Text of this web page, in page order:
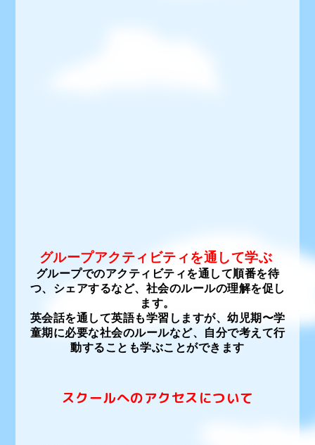
グループアクティビティを通して学ぶ
グループでのアクティビティを通して順番を待
つ、シェアするなど、社会のルールの理解を促し
ます。
英会話を通して英語も学習しますが、幼児期〜学
童期に必要な社会のルールなど、自分で考えて行
動することも学ぶことができます
スクールへのアクセスについて